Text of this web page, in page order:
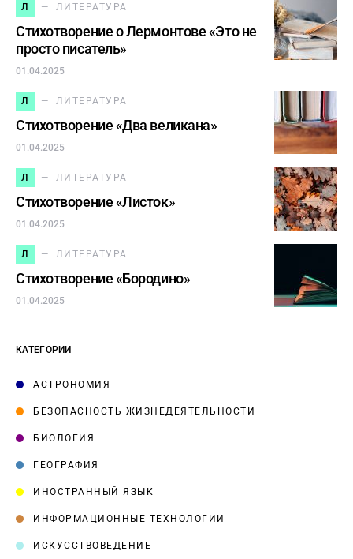
Л ЛИТЕРАТУРА
Стихотворение о Лермонтове «Это не
просто писатель»
01.04.2025
Л ЛИТЕРАТУРА
Стихотворение «Два великана»
01.04.2025
Л ЛИТЕРАТУРА
Стихотворение «Листок»
01.04.2025
Л ЛИТЕРАТУРА
Стихотворение «Бородино»
01.04.2025
КАТЕГОРИИ
АСТРОНОМИЯ
БЕЗОПАСНОСТЬ ЖИЗНЕДЕЯТЕЛЬНОСТИ
БИОЛОГИЯ
ГЕОГРАФИЯ
ИНОСТРАННЫЙ ЯЗЫК
ИНФОРМАЦИОННЫЕ ТЕХНОЛОГИИ
ИСКУССТВОВЕДЕНИЕ